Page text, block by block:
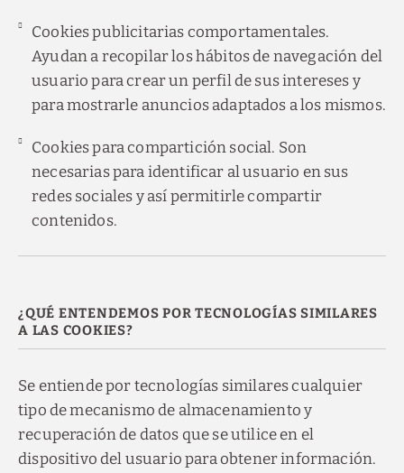
Cookies publicitarias comportamentales.
Ayudan a recopilar los hábitos de navegación del
usuario para crear un perfil de sus intereses y
para mostrarle anuncios adaptados a los mismos.
Cookies para compartición social. Son
necesarias para identificar al usuario en sus
redes sociales y así permitirle compartir
contenidos.
¿QUÉ ENTENDEMOS POR TECNOLOGÍAS SIMILARES
A LAS COOKIES?
Se entiende por tecnologías similares cualquier
tipo de mecanismo de almacenamiento y
recuperación de datos que se utilice en el
dispositivo del usuario para obtener información.